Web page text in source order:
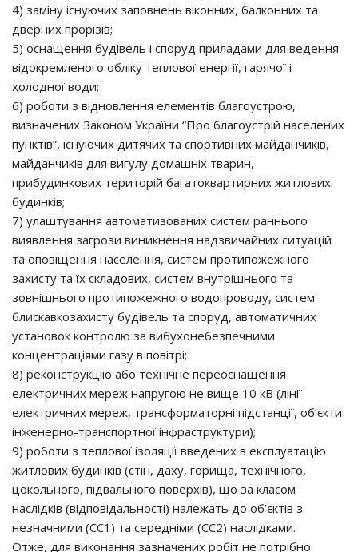
4) заміну існуючих заповнень віконних, балконних та
дверних прорізів;
5) оснащення будівель і споруд приладами для ведення
відокремленого обліку теплової енергії, гарячої і
холодної води;
6) роботи з відновлення елементів благоустрою,
визначених Законом України “Про благоустрій населених
пунктів”, існуючих дитячих та спортивних майданчиків,
майданчиків для вигулу домашніх тварин,
прибудинкових територій багатоквартирних житлових
будинків;
7) улаштування автоматизованих систем раннього
виявлення загрози виникнення надзвичайних ситуацій
та оповіщення населення, систем протипожежного
захисту та їх складових, систем внутрішнього та
зовнішнього протипожежного водопроводу, систем
блискавкозахисту будівель та споруд, автоматичних
установок контролю за вибухонебезпечними
концентраціями газу в повітрі;
8) реконструкцію або технічне переоснащення
електричних мереж напругою не вище 10 кВ (лінії
електричних мереж, трансформаторні підстанції, об’єкти
інженерно-транспортної інфраструктури);
9) роботи з теплової ізоляції введених в експлуатацію
житлових будинків (стін, даху, горища, технічного,
цокольного, підвального поверхів), що за класом
наслідків (відповідальності) належать до об’єктів з
незначними (СС1) та середніми (СС2) наслідками.
Отже, для виконання зазначених робіт не потрібно